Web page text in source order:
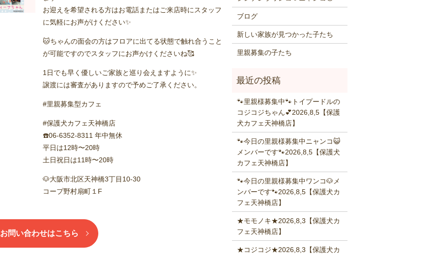
お迎えを希望される方はお電話またはご来店時にスタッフ
に気軽にお声がけください✨
🐱ちゃんの面会の方はフロアに出てる状態で触れ合うこと
が可能ですのでスタッフにお声かけくださいね🥰
1日でも早く優しいご家族と巡り会えますように✨️
譲渡には審査がありますので予めご了承ください。
#里親募集型カフェ
#保護犬カフェ天神橋店
☎️06-6352-8311 年中無休
平日は12時〜20時
土日祝日は11時〜20時
🐶大阪市北区天神橋3丁目10-30
コープ野村扇町１F
お問い合わせはこちら
ブログ
新しい家族が見つかった子たち
里親募集の子たち
🐾里親様募集中🐾トイプードルの
コジコジちゃん💕2026,8,5【保護
犬カフェ天神橋店】
🐾今日の里親様募集中ニャンコ😺
メンバーです🐾2026,8,5【保護犬
カフェ天神橋店】
🐾今日の里親様募集中ワンコ🐶メ
ンバーです🐾2026,8,5【保護犬カ
フェ天神橋店】
★モモノキ★2026,8,3【保護犬カ
フェ天神橋店】
★コジコジ★2026,8,3【保護犬カ